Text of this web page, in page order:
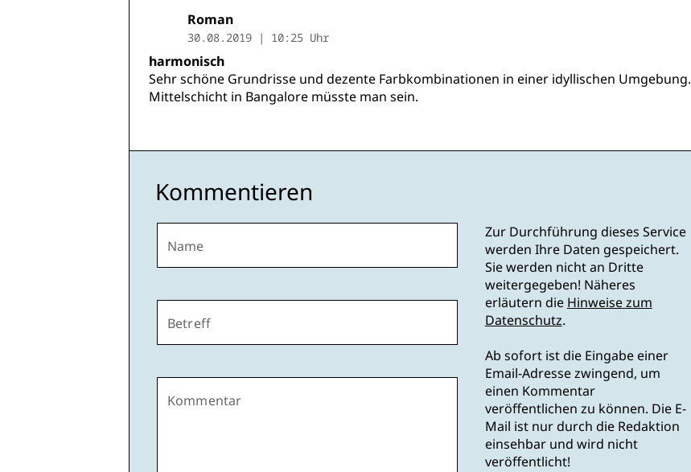
Roman
30.08.2019 | 10:25 Uhr
harmonisch
Sehr schöne Grundrisse und dezente Farbkombinationen in einer idyllischen Umgebung.
Mittelschicht in Bangalore müsste man sein.
Kommentieren
Name
Betreff
Kommentar
Zur Durchführung dieses Service
werden Ihre Daten gespeichert.
Sie werden nicht an Dritte
weitergegeben! Näheres
erläutern die Hinweise zum
Datenschutz.
Ab sofort ist die Eingabe einer
Email-Adresse zwingend, um
einen Kommentar
veröffentlichen zu können. Die E-
Mail ist nur durch die Redaktion
einsehbar und wird nicht
veröffentlicht!